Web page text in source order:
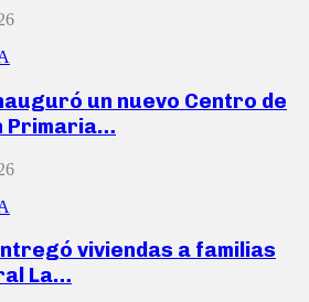
un nuevo Centro de
Primaria…
viviendas a familias
La…